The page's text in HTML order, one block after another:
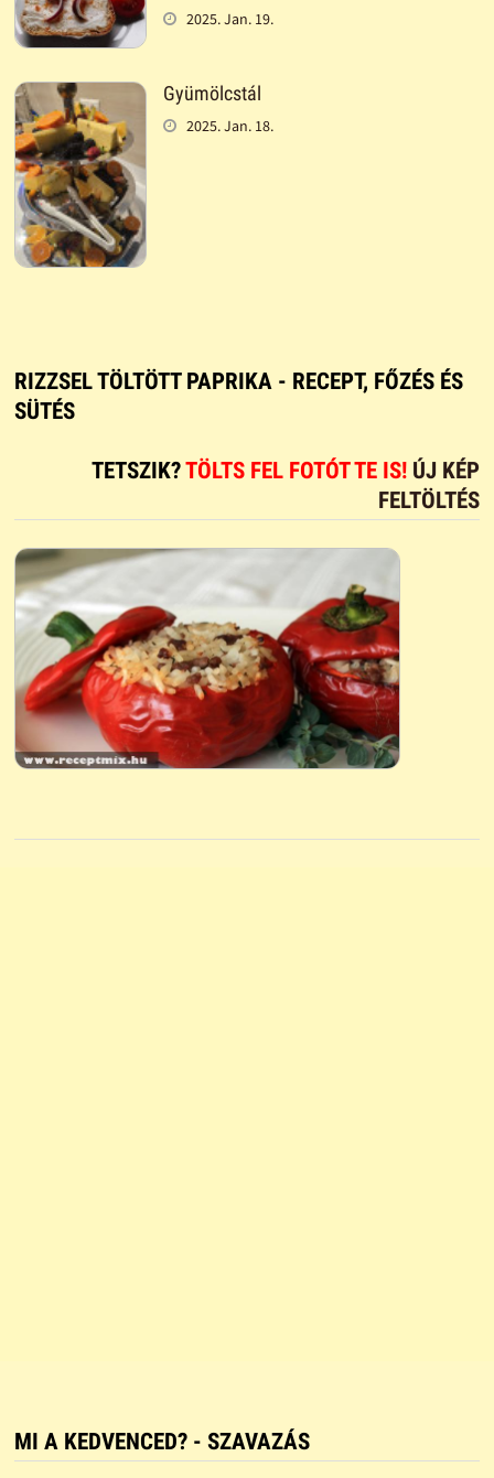
2025. Jan. 19.
Gyümölcstál
2025. Jan. 18.
RIZZSEL TÖLTÖTT PAPRIKA - RECEPT, FŐZÉS ÉS
SÜTÉS
TETSZIK?TÖLTS FEL FOTÓT TE IS! ÚJ KÉP
FELTÖLTÉS
MI A KEDVENCED? - SZAVAZÁS